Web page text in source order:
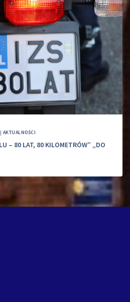
| AKTUALNOŚCI
– 80 LAT, 80 KILOMETRÓW” „DO